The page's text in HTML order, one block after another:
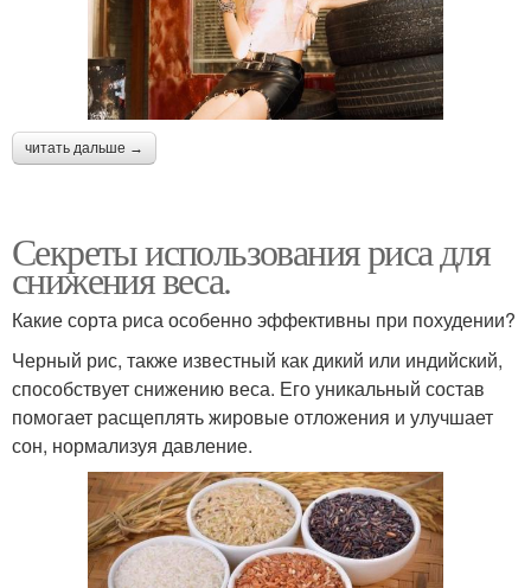
читать дальше →
Секреты использования риса для
снижения веса.
Какие сорта риса особенно эффективны при похудении?
Черный рис, также известный как дикий или индийский,
способствует снижению веса. Его уникальный состав
помогает расщеплять жировые отложения и улучшает
сон, нормализуя давление.